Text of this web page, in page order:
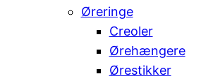
Øreringe
Creoler
Ørehængere
Ørestikker